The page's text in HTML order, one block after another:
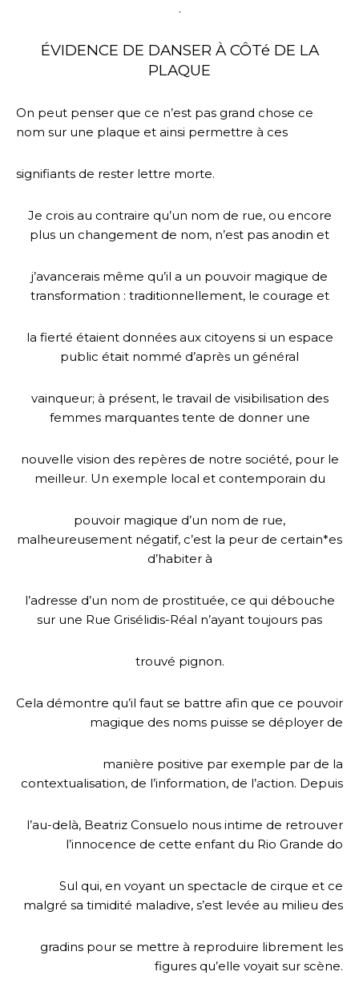
.
ÉVIDENCE DE DANSER À CÔTé DE LA
PLAQUE
On peut penser que ce n’est pas grand chose ce
nom sur une plaque et ainsi permettre à ces
signifiants de rester lettre morte.
Je crois au contraire qu’un nom de rue, ou encore
plus un changement de nom, n’est pas anodin et
j’avancerais même qu’il a un pouvoir magique de
transformation : traditionnellement, le courage et
la fierté étaient données aux citoyens si un espace
public était nommé d’après un général
vainqueur; à présent, le travail de visibilisation des
femmes marquantes tente de donner une
nouvelle vision des repères de notre société, pour le
meilleur. Un exemple local et contemporain du
pouvoir magique d’un nom de rue,
malheureusement négatif, c’est la peur de certain*es
d’habiter à
l’adresse d’un nom de prostituée, ce qui débouche
sur une Rue Grisélidis-Réal n’ayant toujours pas
trouvé pignon.
Cela démontre qu’il faut se battre afin que ce pouvoir
magique des noms puisse se déployer de
manière positive par exemple par de la
contextualisation, de l’information, de l’action. Depuis
l’au-delà, Beatriz Consuelo nous intime de retrouver
l’innocence de cette enfant du Rio Grande do
Sul qui, en voyant un spectacle de cirque et ce
malgré sa timidité maladive, s’est levée au milieu des
gradins pour se mettre à reproduire librement les
figures qu’elle voyait sur scène.